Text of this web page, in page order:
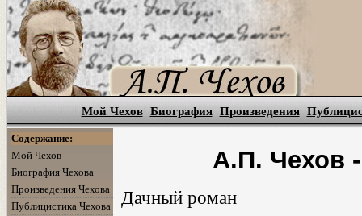
Мой Чехов Биография Произведения
Содержание:
Мой Чехов
Биография Чехова
Произведения Чехова
Публицистика Чехова
А.П. Чехов
Дачный роман